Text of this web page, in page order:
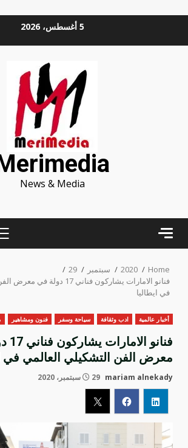
5 أغسطس، 2026
News & Media
Home
2020 سبتمبر
29
فنانو الامارات يشاركون فناني 17
في ايطاليا
أخبار عالمية ادب وثقافة سياحة وسفر فنون ومشاهير
معرض الفن التشكيلي العالمي في
mariam alnekady 29 سبتمبر، 2020